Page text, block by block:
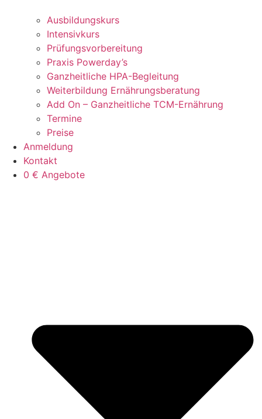
Ausbildungskurs
Intensivkurs
Prüfungsvorbereitung
Praxis Powerday’s
Ganzheitliche HPA-Begleitung
Weiterbildung Ernährungsberatung
Add On – Ganzheitliche TCM-Ernährung
Termine
Preise
Anmeldung
Kontakt
0 € Angebote